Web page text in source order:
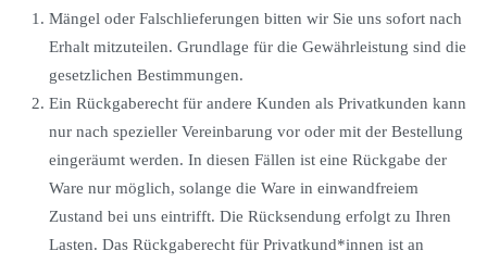
Mängel oder Falschlieferungen bitten wir Sie uns sofort nach
Erhalt mitzuteilen. Grundlage für die Gewährleistung sind die
gesetzlichen Bestimmungen.
Ein Rückgaberecht für andere Kunden als Privatkunden kann
nur nach spezieller Vereinbarung vor oder mit der Bestellung
eingeräumt werden. In diesen Fällen ist eine Rückgabe der
Ware nur möglich, solange die Ware in einwandfreiem
Zustand bei uns eintrifft. Die Rücksendung erfolgt zu Ihren
Lasten. Das Rückgaberecht für Privatkund*innen ist an